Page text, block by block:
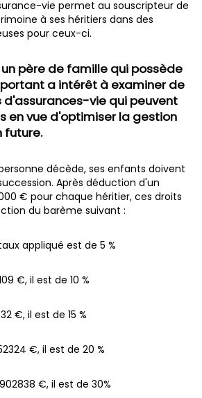
vie permet au souscripteur de
à ses héritiers dans des
pour ceux-ci.
un père de famille qui possède
a intérêt à examiner de
d'assurances-vie qui peuvent
en vue d'optimiser la gestion
future.
décède, ses enfants doivent
Après déduction d'un
€ pour chaque héritier, ces droits
du barème suivant :
appliqué est de 5 %
€, il est de 10 %
€, il est de 15 %
€, il est de 20 %
€, il est de 30%